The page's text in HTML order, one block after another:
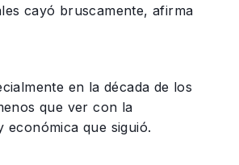
cayó bruscamente, afirma
en la década de los
que ver con la
que siguió.